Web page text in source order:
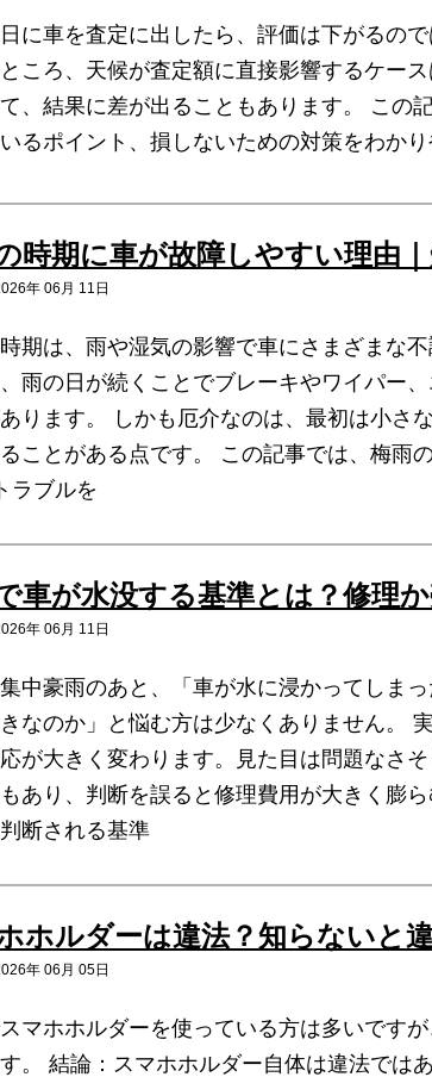
日に車を査定に出したら、評価は下がるの
ころ、天候が査定額に直接影響するケー
、結果に差が出ることもあります。 この
るポイント、損しないための対策をわか
時期に車が故障しやすい理由
年 06月 11日
期は、雨や湿気の影響で車にさまざまな
雨の日が続くことでブレーキやワイパー
ります。 しかも厄介なのは、最初は小さ
ことがある点です。 この記事では、梅雨
ラブルを
車が水没する基準とは？修理
年 06月 11日
中豪雨のあと、「車が水に浸かってしま
なのか」と悩む方は少なくありません。
が大きく変わります。見た目は問題なさ
あり、判断を誤ると修理費用が大きく膨
断される基準
ホルダーは違法？知らないと
年 06月 05日
マホホルダーを使っている方は多いです
。 結論：スマホホルダー自体は違法では